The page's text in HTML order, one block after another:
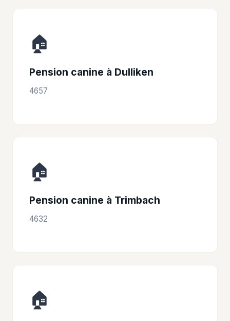
🏠
Pension canine à Dulliken
4657
🏠
Pension canine à Trimbach
4632
🏠